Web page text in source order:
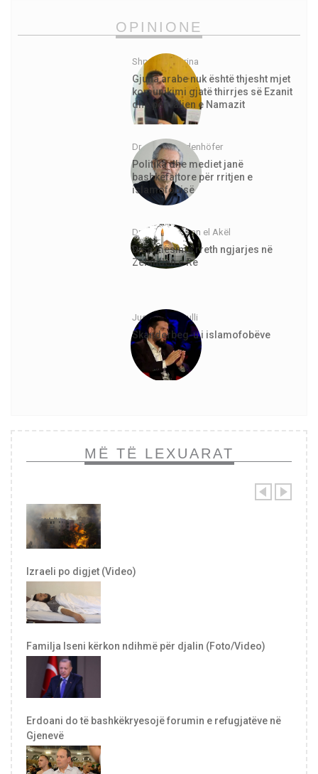
OPINIONE
Shpejtim Morina
Gjuha arabe nuk është thjesht mjet
komunikimi gjatë thirrjes së Ezanit
dhe për faljen e Namazit
Dr. Jürgen Todenhöfer
Politika dhe mediet janë
bashkëfajtore për rritjen e
islamofobisë
Dr. Abdurrahman el Akël
Disa mësime rreth ngjarjes në
Zelandën e Re
Justinian Topulli
Skanderbeg-u i islamofobëve
MË TË LEXUARAT
Izraeli po digjet (Video)
Familja Iseni kërkon ndihmë për djalin (Foto/Video)
Erdoani do të bashkëkryesojë forumin e refugjatëve në
Gjenevë